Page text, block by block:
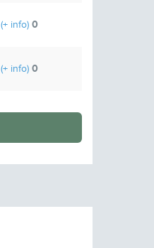
(+ info) 0
(+ info) 0